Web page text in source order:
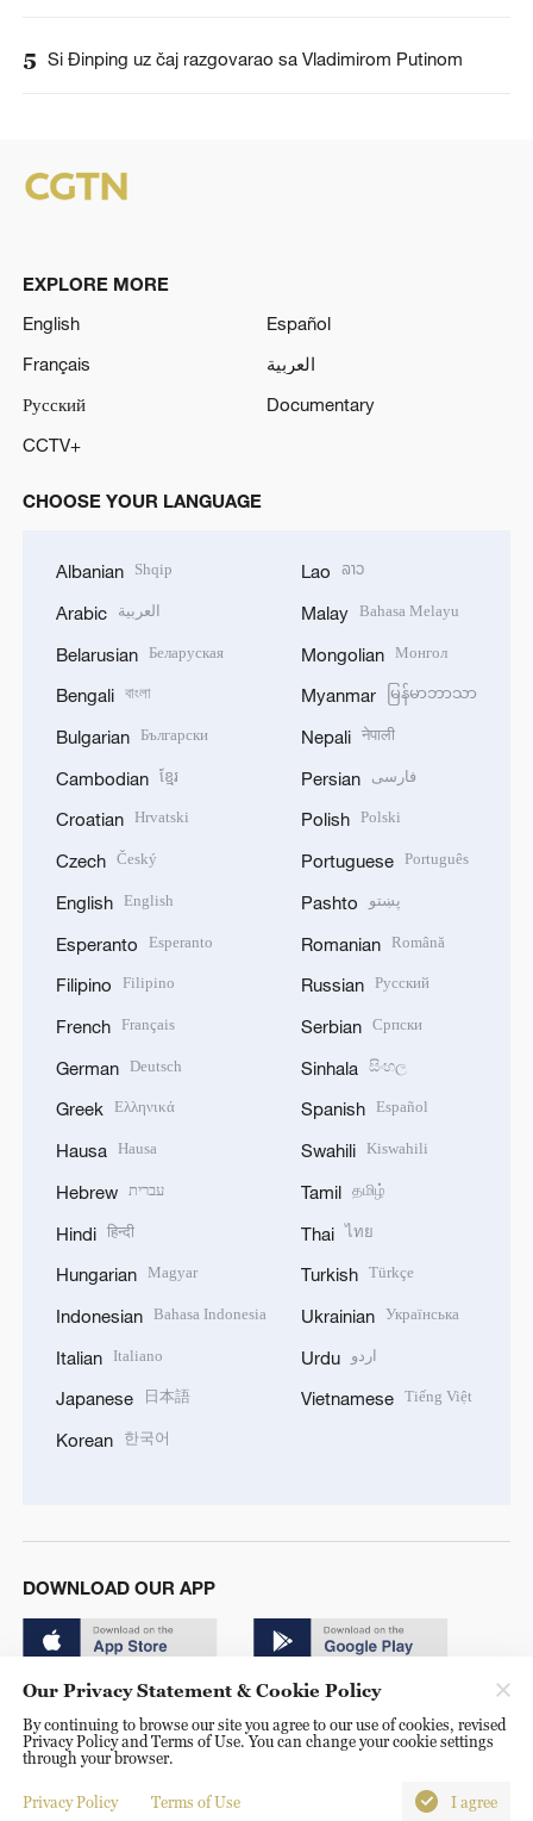
5 Si Đinping uz čaj razgovarao sa Vladimirom Putinom
EXPLORE MORE
English
Español
Français
العربية
Русский
Documentary
CCTV+
CHOOSE YOUR LANGUAGE
Albanian Shqip
Arabic العربية
Belarusian Беларуская
Bengali বাংলা
Bulgarian Български
Cambodian ខ្មែរ
Croatian Hrvatski
Czech Český
English English
Esperanto Esperanto
Filipino Filipino
French Français
German Deutsch
Greek Ελληνικά
Hausa Hausa
Hebrew עברית
Hindi हिन्दी
Hungarian Magyar
Indonesian Bahasa Indonesia
Italian Italiano
Japanese 日本語
Korean 한국어
Lao ລາວ
Malay Bahasa Melayu
Mongolian Монгол
Myanmar မြန်မာဘာသာ
Nepali नेपाली
Persian فارسی
Polish Polski
Portuguese Português
Pashto پښتو
Romanian Română
Russian Русский
Serbian Српски
Sinhala සිංහල
Spanish Español
Swahili Kiswahili
Tamil தமிழ்
Thai ไทย
Turkish Türkçe
Ukrainian Українська
Urdu اردو
Vietnamese Tiếng Việt
DOWNLOAD OUR APP
© China Radio International.CRI. All Rights Reserved. 16A
Shijingshan Road, Beijing, China. 100040
Our Privacy Statement & Cookie Policy
By continuing to browse our site you agree to our use of cookies, revised
Privacy Policy and Terms of Use. You can change your cookie settings
through your browser.
Privacy Policy Terms of Use I agree